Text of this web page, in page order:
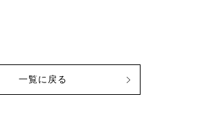
一覧に戻る